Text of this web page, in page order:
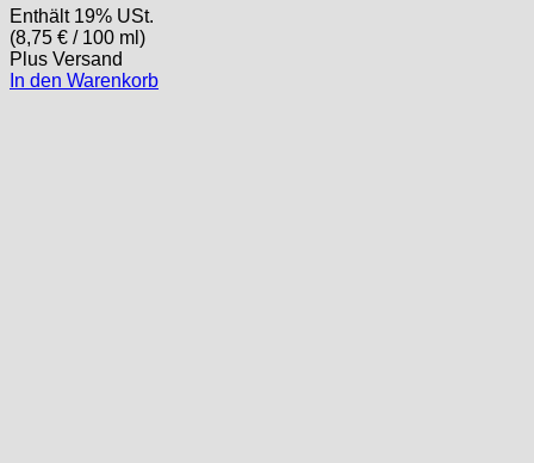
Enthält 19% USt.
(8,75 € / 100 ml)
Plus Versand
In den Warenkorb